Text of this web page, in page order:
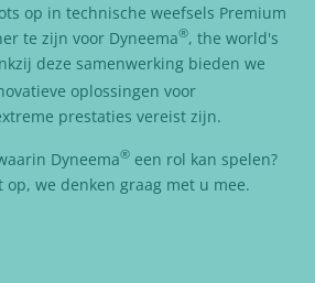
op in technische weefsels Premium
te zijn voor Dyneema®, the world's
deze samenwerking bieden we
oplossingen voor
prestaties vereist zijn.
Dyneema® een rol kan spelen?
op, we denken graag met u mee.